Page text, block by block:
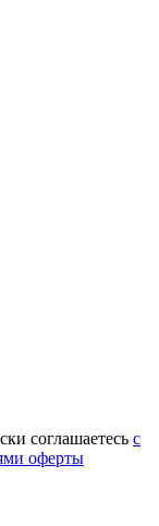
соглашаетесь с
оферты